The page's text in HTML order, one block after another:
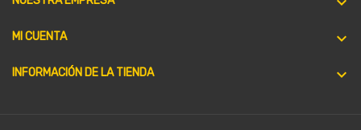
MI CUENTA 
INFORMACIÓN DE LA TIENDA keyboard_arrow_down